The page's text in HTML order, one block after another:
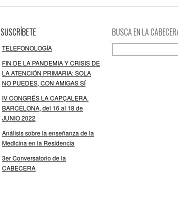
SUSCRÍBETE
TELEFONOLOGÍA
FIN DE LA PANDEMIA Y CRISIS DE
LA ATENCIÓN PRIMARIA: SOLA
NO PUEDES, CON AMIGAS SÍ
IV CONGRÉS LA CAPÇALERA.
BARCELONA, del 16 al 18 de
JUNIO 2022
Análisis sobre la enseñanza de la
Medicina en la Residencia
3er Conversatorio de la
CABECERA
BUSCA EN LA